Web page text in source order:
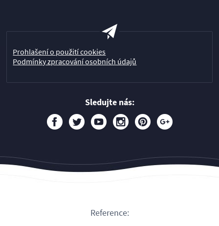
Prohlašení o použití cookies
Podmínky zpracování osobních údajů
Sledujte nás:
Reference: